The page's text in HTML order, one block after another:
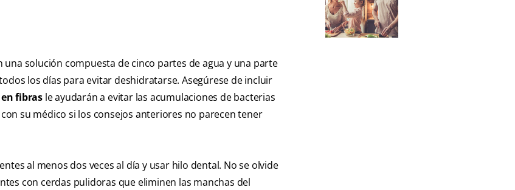
solución compuesta de cinco partes de agua y una parte
los días para evitar deshidratarse. Asegúrese de incluir
fibras le ayudarán a evitar las acumulaciones de bacterias
su médico si los consejos anteriores no parecen tener
al menos dos veces al día y usar hilo dental. No se olvide
con cerdas pulidoras que eliminen las manchas del